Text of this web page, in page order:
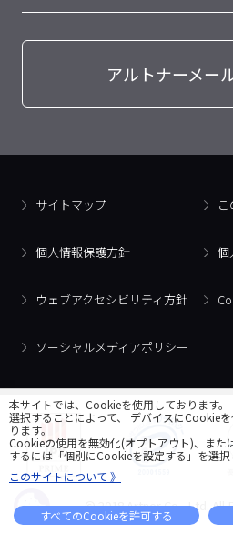
アルトナーメー
サイトマップ
個人情報保護方針 個
ウェブアクセシビリティ方針
ソーシャルメディアポリシー
© 2018 Artner Co., Ltd. All
本サイトでは、Cookieを使用しております
選択することによって、 デバイスにCookie
ります。
Cookieの使用を無効化(オプトアウト)、ま
するには「個別にCookieを設定する」を選択
このサイトについて 》
すべてのCookieを許可する